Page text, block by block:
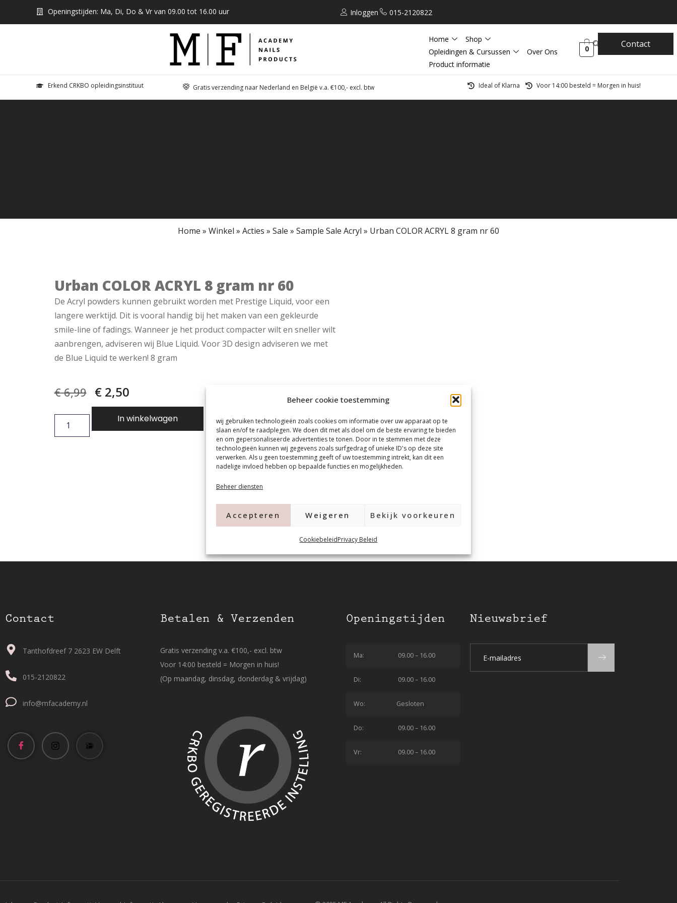
Beheer cookie toestemming
wij gebruiken technologieën zoals cookies om informatie over uw apparaat op te
slaan en/of te raadplegen. We doen dit met als doel om de beste ervaring te bieden
en om gepersonaliseerde advertenties te tonen. Door in te stemmen met deze
technologieën kunnen wij gegevens zoals surfgedrag of unieke ID's op deze site
verwerken. Als u geen toestemming geeft of uw toestemming intrekt, kan dit een
nadelige invloed hebben op bepaalde functies en mogelijkheden.
Beheer diensten
Accepteren Weigeren Bekijk voorkeuren
CookiebeleidPrivacy Beleid
Openingstijden: Ma, Di, Do & Vr van 09.00 tot 16.00 uur Inloggen 015-2120822
Home
Shop
Opleidingen & Cursussen
Over Ons
Product informatie
0 Contact
Erkend CRKBO opleidingsinstituut Gratis verzending naar Nederland en België v.a. €100,- excl. btw Ideal of Klarna Voor 14:00 besteld = Morgen in huis!
Home » Winkel » Acties » Sale » Sample Sale Acryl » Urban COLOR ACRYL 8 gram nr 60
Urban COLOR ACRYL 8 gram nr 60
De Acryl powders kunnen gebruikt worden met Prestige Liquid, voor een
langere werktijd. Dit is vooral handig bij het maken van een gekleurde
smile-line of fadings. Wanneer je het product compacter wilt en sneller wilt
aanbrengen, adviseren wij Blue Liquid. Voor 3D design adviseren we met
de Blue Liquid te werken! 8 gram
€6,99 €2,50
In winkelwagen
Contact
Tanthofdreef 7 2623 EW Delft
015-2120822
info@mfacademy.nl
Betalen & Verzenden
Gratis verzending v.a. €100,- excl. btw
Voor 14:00 besteld = Morgen in huis!
(Op maandag, dinsdag, donderdag & vrijdag)
Openingstijden
Ma: 09.00 – 16.00
Di: 09.00 – 16.00
Wo: Gesloten
Do: 09.00 – 16.00
Vr: 09.00 – 16.00
Nieuwsbrief